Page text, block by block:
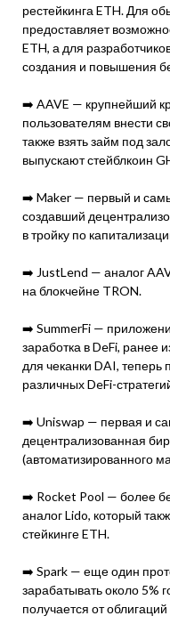
рестейкинга ETH. Для
предоставляет
ETH, а для
создания и повышения
➡️ AAVE — крупнейший
пользователям внести
также взять займ под
выпускают стейблкоин
➡️ Maker — первый и
создавший
в тройку по
➡️ JustLend — аналог
на блокчейне TRON.
➡️ SummerFi —
заработка в DeFi, ранее
для чеканки DAI, теперь
различных DeFi-
➡️ Uniswap — первая и
децентрализованная
(автоматизированного
➡️ Rocket Pool — более
аналог Lido, который
стейкинге ETH.
➡️ Spark — еще один
зарабатывать около 5%
получается от